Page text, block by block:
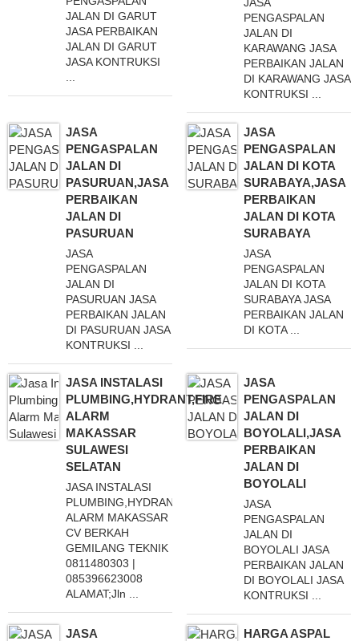
JALAN DI GARUT
JASA PERBAIKAN
JALAN DI GARUT
JASA KONTRUKSI
...
JASA
PENGASPALAN
JALAN DI
KARAWANG JASA
PERBAIKAN JALAN
DI KARAWANG JASA
KONTRUKSI ...
JASA
PENGASPALAN
JALAN DI
PASURUAN,JASA
PERBAIKAN
JALAN DI
PASURUAN
JASA
PENGASPALAN
JALAN DI
PASURUAN JASA
PERBAIKAN JALAN
DI PASURUAN JASA
KONTRUKSI ...
JASA
PENGASPALAN
JALAN DI KOTA
SURABAYA,JASA
PERBAIKAN
JALAN DI KOTA
SURABAYA
JASA
PENGASPALAN
JALAN DI KOTA
SURABAYA JASA
PERBAIKAN JALAN
DI KOTA ...
JASA INSTALASI
PLUMBING,HYDRANT,FIRE
ALARM
MAKASSAR
SULAWESI
SELATAN
JASA INSTALASI
PLUMBING,HYDRANT,FIRE
ALARM MAKASSAR
CV BERKAH
GEMILANG TEKNIK
0811480303 |
085396623008
ALAMAT;Jln ...
JASA
PENGASPALAN
JALAN DI
BOYOLALI,JASA
PERBAIKAN
JALAN DI
BOYOLALI
JASA
PENGASPALAN
JALAN DI
BOYOLALI JASA
PERBAIKAN JALAN
DI BOYOLALI JASA
KONTRUKSI ...
JASA
HARGA ASPAL